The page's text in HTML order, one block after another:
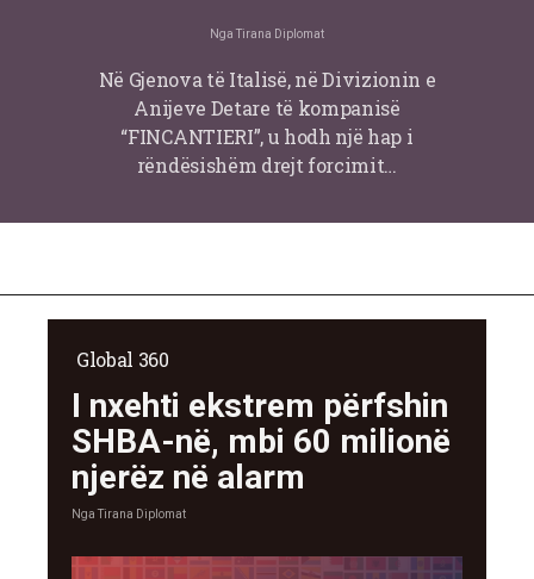
Nga Tirana Diplomat
Në Gjenova të Italisë, në Divizionin e
Anijeve Detare të kompanisë
“FINCANTIERI”, u hodh një hap i
rëndësishëm drejt forcimit…
Global 360
I nxehti ekstrem përfshin
SHBA-në, mbi 60 milionë
njerëz në alarm
NgaTirana Diplomat